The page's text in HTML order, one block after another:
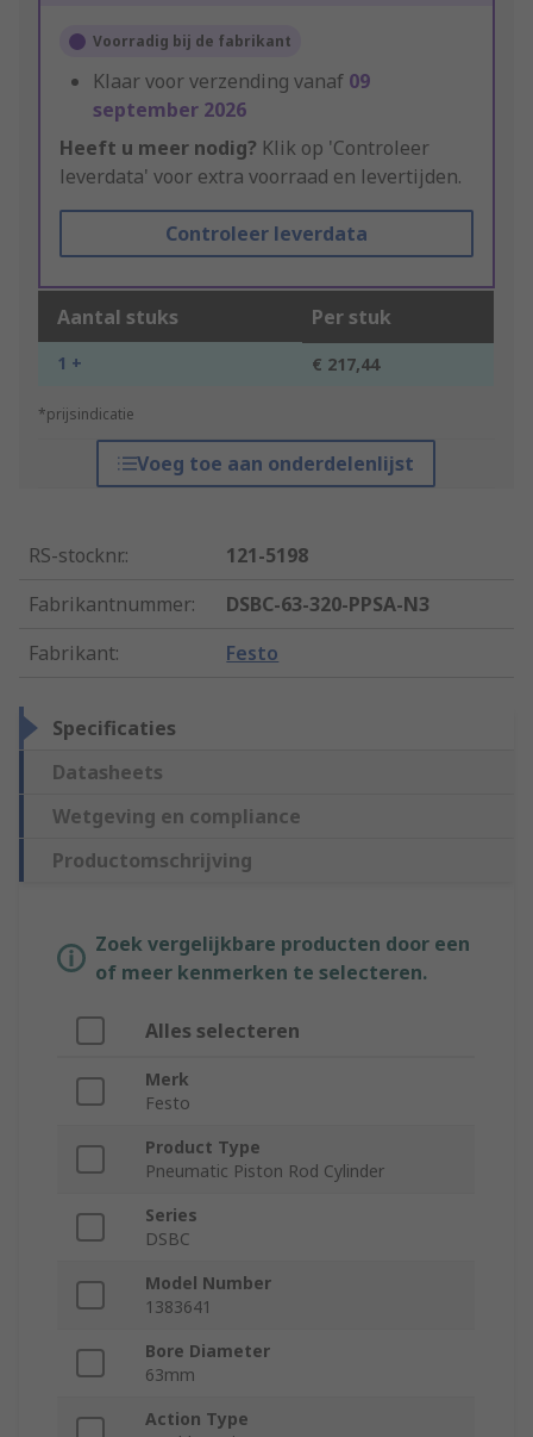
Voorradig bij de fabrikant
Klaar voor verzending vanaf 09
september 2026
Heeft u meer nodig? Klik op 'Controleer
leverdata' voor extra voorraad en levertijden.
Controleer leverdata
Aantal stuks Per stuk
1 + € 217,44
*prijsindicatie
Voeg toe aan onderdelenlijst
RS-stocknr.:
121-5198
Fabrikantnummer:
DSBC-63-320-PPSA-N3
Fabrikant: Festo
Specificaties
Datasheets
Wetgeving en compliance
Productomschrijving
Zoek vergelijkbare producten door een
of meer kenmerken te selecteren.
Alles selecteren
Merk
Festo
Product Type
Pneumatic Piston Rod Cylinder
Series
DSBC
Model Number
1383641
Bore Diameter
63mm
Action Type